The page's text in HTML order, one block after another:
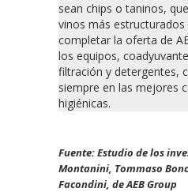
sean chips o taninos,
vinos más estructurados
completar la oferta de
los equipos,
filtración y detergentes,
siempre en las mejores
higiénicas.
Fuente: Estudio de los
Montanini, Tommaso
Facondini, de AEB Group